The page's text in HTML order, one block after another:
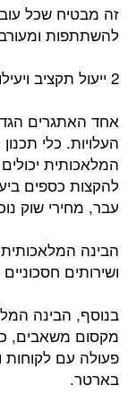
זה מבטיח שכל
להשתתפות
2 ייעול תקציב ויעילות עלות:
אחד האתגרים
העלויות. כלי
המלאכותית
להקצות כספים
עבר, מחירי שוק
הבינה
ושירותים
בנוסף, הבינה
מקסום משאבים,
פעולה עם לקוחות
בארטר.